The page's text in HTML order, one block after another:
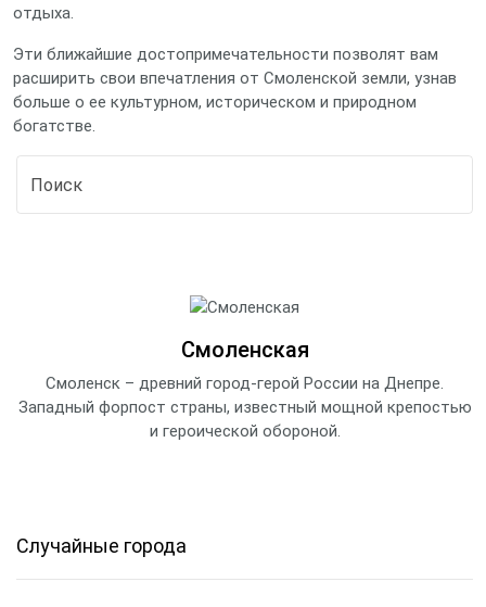
отдыха.
Эти ближайшие достопримечательности позволят вам
расширить свои впечатления от Смоленской земли, узнав
больше о ее культурном, историческом и природном
богатстве.
Смоленская
Смоленск – древний город-герой России на Днепре.
Западный форпост страны, известный мощной крепостью
и героической обороной.
Случайные города